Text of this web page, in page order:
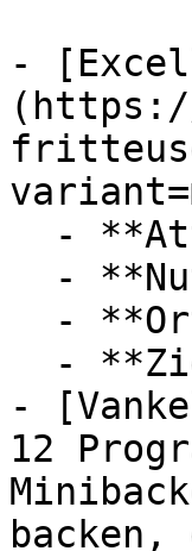
-
(https://
-
12